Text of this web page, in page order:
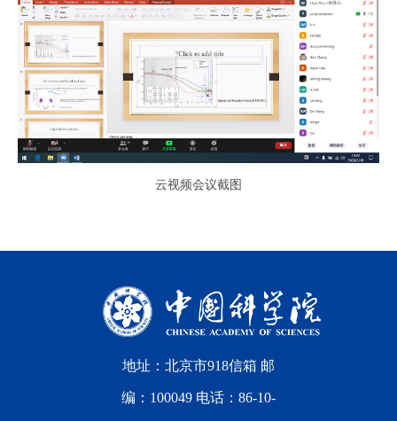
云视频会议截图
地址：北京市918信箱 邮
编：100049 电话：86-10-